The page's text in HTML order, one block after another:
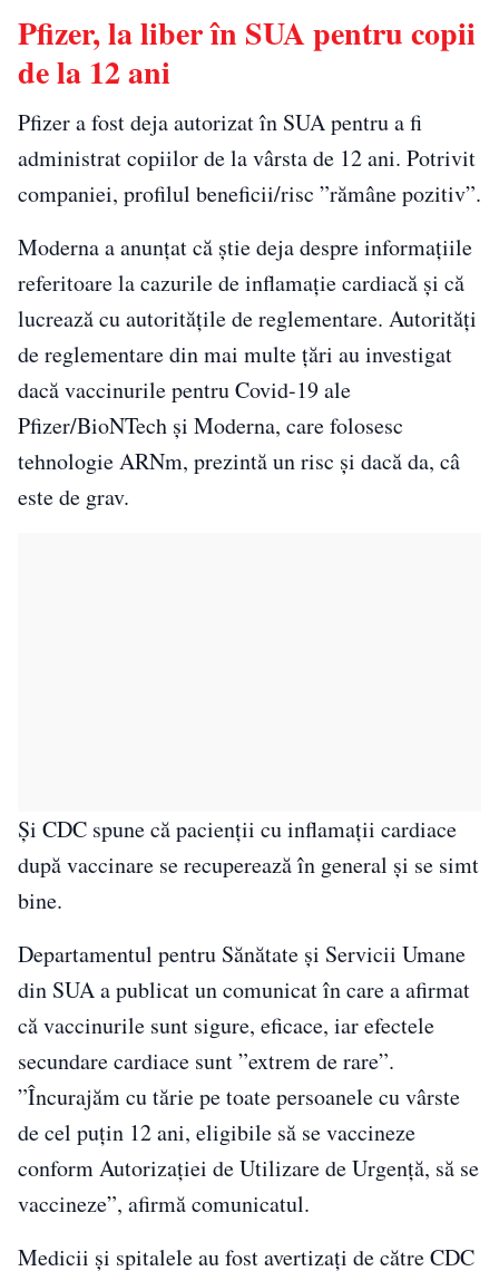
Pfizer, la liber în SUA pentru copii
de la 12 ani
Pfizer a fost deja autorizat în SUA pentru a fi
administrat copiilor de la vârsta de 12 ani. Potrivit
companiei, profilul beneficii/risc ”rămâne pozitiv”.
Moderna a anunţat că ştie deja despre informaţiile
referitoare la cazurile de inflamaţie cardiacă şi că
lucrează cu autorităţile de reglementare. Autorităţi
de reglementare din mai multe ţări au investigat
dacă vaccinurile pentru Covid-19 ale
Pfizer/BioNTech şi Moderna, care folosesc
tehnologie ARNm, prezintă un risc şi dacă da, câ
este de grav.
Şi CDC spune că pacienţii cu inflamaţii cardiace
după vaccinare se recuperează în general şi se simt
bine.
Departamentul pentru Sănătate şi Servicii Umane
din SUA a publicat un comunicat în care a afirmat
că vaccinurile sunt sigure, eficace, iar efectele
secundare cardiace sunt ”extrem de rare”.
”Încurajăm cu tărie pe toate persoanele cu vârste
de cel puţin 12 ani, eligibile să se vaccineze
conform Autorizaţiei de Utilizare de Urgenţă, să se
vaccineze”, afirmă comunicatul.
Medicii şi spitalele au fost avertizaţi de către CDC